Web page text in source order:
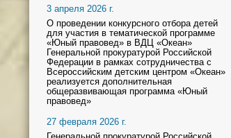
3 апреля 2026 г.
О проведении конкурсного отбора детей
для участия в тематической программе
«Юный правовед» в ВДЦ «Океан»
Генеральной прокуратурой Российской
Федерации в рамках сотрудничества с
Всероссийским детским центром «Океан»
реализуется дополнительная
общеразвивающая программа «Юный
правовед»
27 февраля 2026 г.